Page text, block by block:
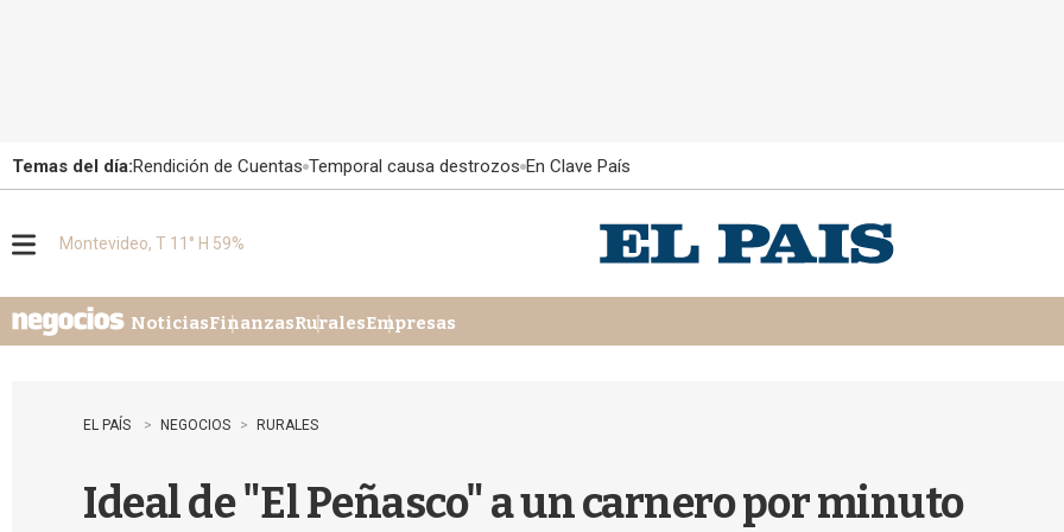
Temas del día:Rendición de Cuentas Temporal causa destrozos En Clave País
u
Montevideo, T 11° H 59%
NoticiasFinanzasRuralesEmpresas
EL PAÍS NEGOCIOS RURALES
Ideal de "El Peñasco" a un carnero por minuto